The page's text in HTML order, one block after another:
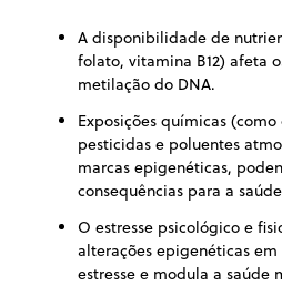
A disponibilidade de
folato, vitamina B12) afeta
metilação do DNA.
Exposições químicas
pesticidas e poluentes
marcas epigenéticas,
consequências para a
O estresse psicológico e
alterações epigenéticas
estresse e modula a saúde